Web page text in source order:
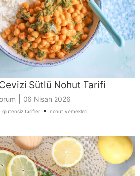
Sütlü Nohut Tarifi
06 Nisan 2026
glutensiz tarifler • nohut yemekleri